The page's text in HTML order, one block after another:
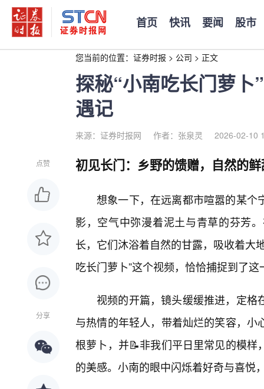
首页 快讯 要闻 股市
您当前的位置： 证券时报 > 公司 > 正文
探秘“小南吃长门萝
遇记
来源：证券时报网 作者：张泉灵 2026-02-10
点赞
分享
初见长门：乡野的馈赠，自然的
想象一下，在远离都市喧嚣的某个
影，空气中弥漫着泥土与青草的芬芳
长，它们沐浴着自然的甘露，吸收着大
吃长门萝卜”这个视频，恰恰捕捉到了
视频的开篇，镜头缓缓推进，定
与热情的年轻人，带着灿烂的笑容，
根萝卜，并📝非我们平日里常见的模
的美感。小南的眼中闪烁着好奇与喜悦